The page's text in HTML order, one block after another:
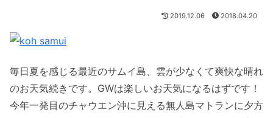
2019.12.06 2018.04.20
毎日夏を感じる最近のサムイ島、雲が少なくて爽快な晴れ
のお天気続きです。GWは楽しいお天気になるはずです！
今年一発目のチャウエン沖に見える無人島マトランに夕方